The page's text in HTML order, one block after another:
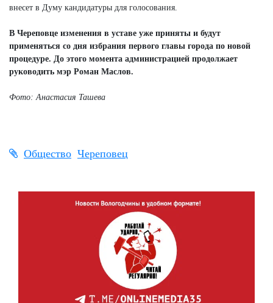
внесет в Думу кандидатуры для голосования.
В Череповце изменения в уставе уже приняты и будут
применяться со дня избрания первого главы города по новой
процедуре. До этого момента администрацией продолжает
руководить мэр Роман Маслов.
Фото: Анастасия Ташева
Общество Череповец